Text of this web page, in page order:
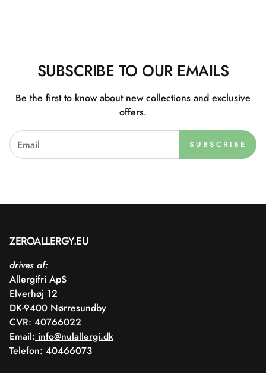
SUBSCRIBE TO OUR EMAILS
Be the first to know about new collections and exclusive
offers.
SUBSCRIBE
ZEROALLERGY.EU
drives af:
Allergifri ApS
Elverhøj 12
DK-9400 Nørresundby
CVR: 40766022
Email: info@nulallergi.dk
Telefon: 40466073